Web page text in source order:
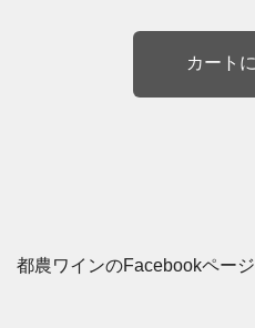
都農ワインのFacebookページ